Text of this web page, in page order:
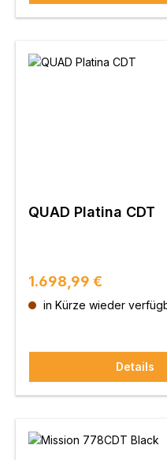
QUAD Platina CDT
Regulärer Preis:
1.698,99 €
in Kürze wieder
Details